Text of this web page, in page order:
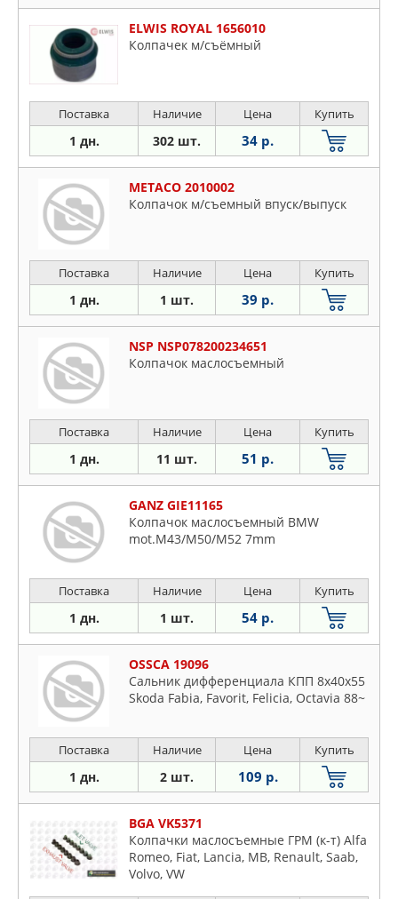
ELWIS ROYAL 1656010
Колпачек м/съёмный
Поставка Наличие Цена Купить
1 дн. 302 шт. 34 р.
METACO 2010002
Колпачок м/съемный впуск/выпуск
Поставка Наличие Цена Купить
1 дн. 1 шт. 39 р.
NSP NSP078200234651
Колпачок маслосъемный
Поставка Наличие Цена Купить
1 дн. 11 шт. 51 р.
GANZ GIE11165
Колпачок маслосъемный BMW
mot.M43/M50/M52 7mm
Поставка Наличие Цена Купить
1 дн. 1 шт. 54 р.
OSSCA 19096
Сальник дифференциала КПП 8x40x55
Skoda Fabia, Favorit, Felicia, Octavia 88~
Поставка Наличие Цена Купить
1 дн. 2 шт. 109 р.
BGA VK5371
Колпачки маслосъемные ГРМ (к-т) Alfa
Romeo, Fiat, Lancia, MB, Renault, Saab,
Volvo, VW